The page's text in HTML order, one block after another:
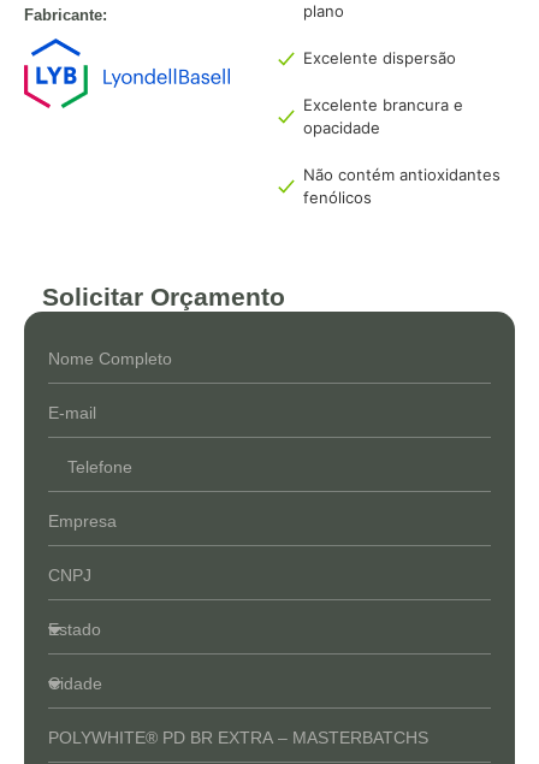
Fabricante:
plano
Excelente dispersão
Excelente brancura e
opacidade
Não contém antioxidantes
fenólicos
Solicitar Orçamento